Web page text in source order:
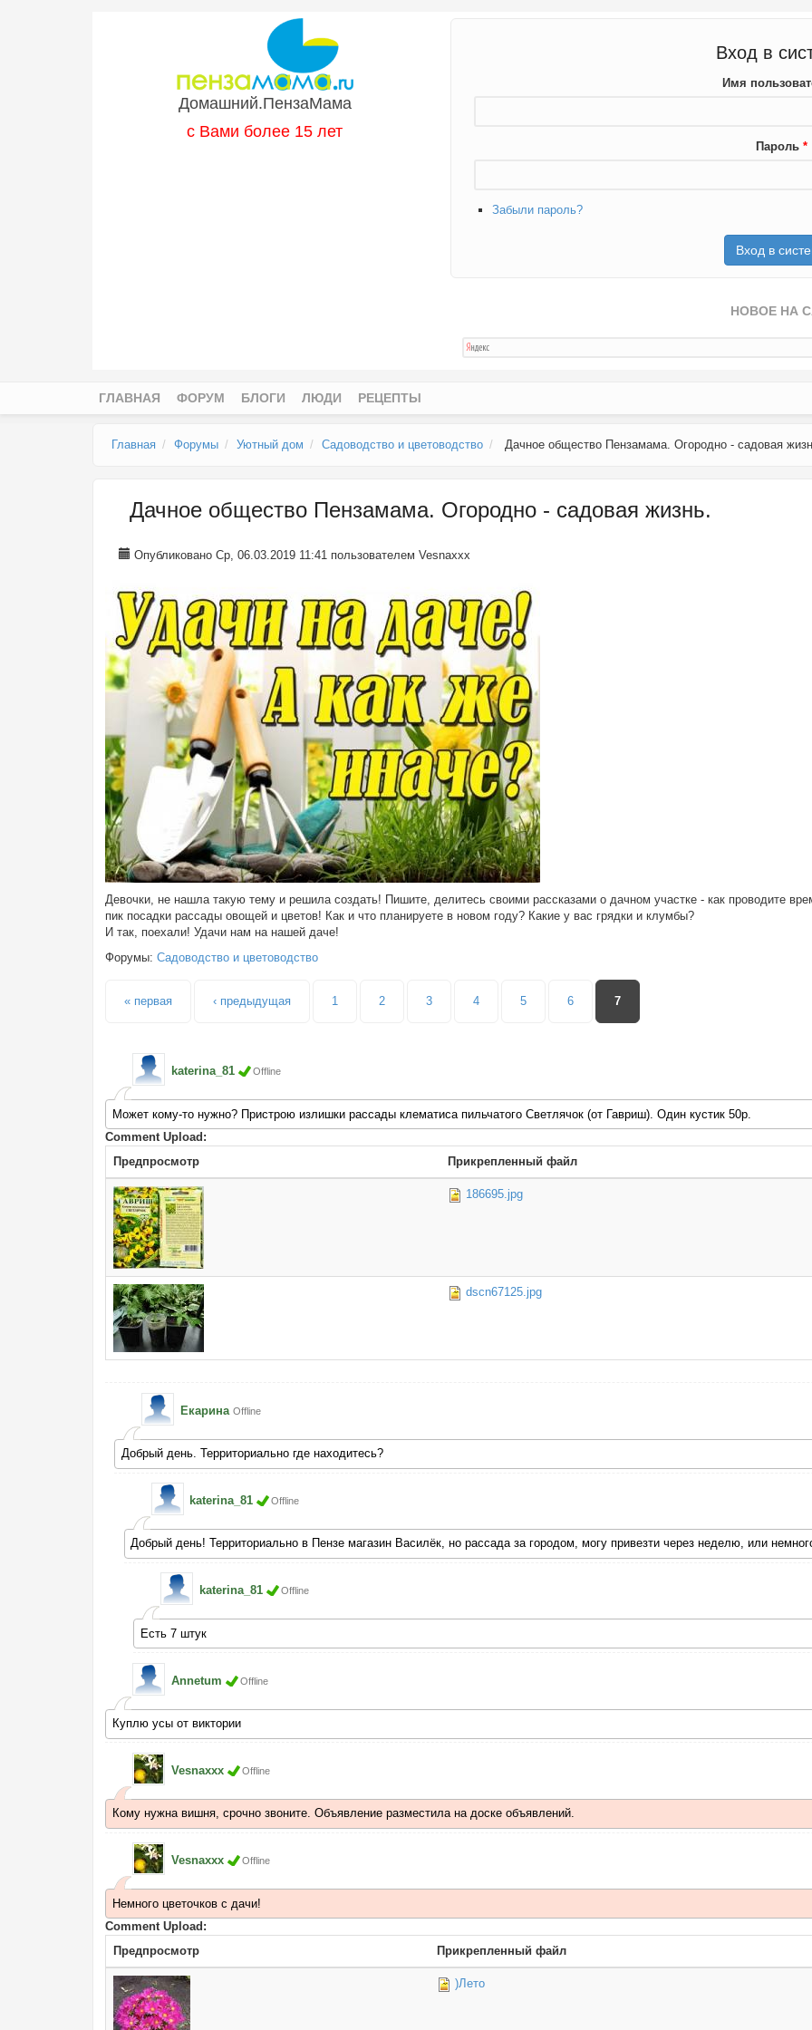
Домашний.ПензаМама
с Вами более 15 лет
Вход в
Имя
Пароль *
Забыли пароль?
НОВОЕ НА
ГЛАВНАЯ ФОРУМ БЛОГИ ЛЮДИ РЕЦЕПТЫ
Главная Форумы Уютный дом Садоводство и цветоводство Дачное общество Пензамама. Огородно - садовая
Дачное общество Пензамама. Огородно - садовая жизнь.
Опубликовано Ср, 06.03.2019 11:41 пользователем Vesnaxxx
Девочки, не нашла такую тему и решила создать! Пишите, делитесь своими рассказами о дачном участке - как проводите
пик посадки рассады овощей и цветов! Как и что планируете в новом году? Какие у вас грядки и клумбы?
И так, поехали! Удачи нам на нашей даче!
Форумы: Садоводство и цветоводство
Страницы
« первая ‹ предыдущая 1 2 3 4 5 6 7
katerina_81 Offline
Может кому-то нужно? Пристрою излишки рассады клематиса пильчатого Светлячок (от Гавриш). Один кустик 50р.
Comment Upload:
Предпросмотр
Прикрепленный файл
186695.jpg
dscn67125.jpg
Екарина Offline
Добрый день. Территориально где находитесь?
katerina_81 Offline
Добрый день! Территориально в Пензе магазин Василёк, но рассада за городом, могу привезти через неделю, или
katerina_81 Offline
Есть 7 штук
Annetum Offline
Куплю усы от виктории
Vesnaxxx Offline
Кому нужна вишня, срочно звоните. Объявление разместила на доске объявлений.
Vesnaxxx Offline
Немного цветочков с дачи!
Comment Upload:
Предпросмотр
Прикрепленный файл
)Лето